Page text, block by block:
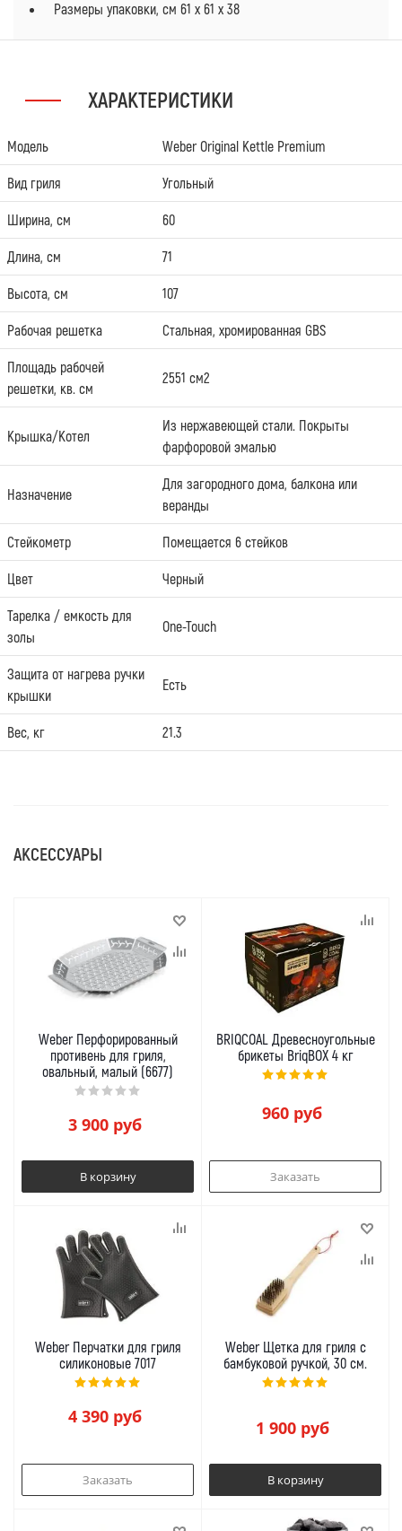
Размеры упаковки, cм 61 x 61 x 38
ХАРАКТЕРИСТИКИ
Модель Weber Original Kettle Premium
Вид гриля Угольный
Ширина, см 60
Длина, см 71
Высота, см 107
Рабочая решетка Стальная, хромированная GBS
Площадь рабочей
решетки, кв. см
2551 см2
Крышка/Котел
Из нержавеющей стали. Покрыты
фарфоровой эмалью
Назначение
Для загородного дома, балкона или
веранды
Стейкометр Помещается 6 стейков
Цвет Черный
Тарелка / емкость для
золы
One-Touch
Защита от нагрева ручки
крышки
Есть
Вес, кг 21.3
АКСЕССУАРЫ
Weber Перфорированный
противень для гриля,
овальный, малый (6677)
3 900руб
В корзину
BRIQCOAL Древесноугольные
брикеты BriqBOX 4 кг
960 руб
Заказать
Weber Перчатки для гриля
силиконовые 7017
4 390руб
Заказать
Weber Щетка для гриля с
бамбуковой ручкой, 30 см.
1 900руб
В корзину